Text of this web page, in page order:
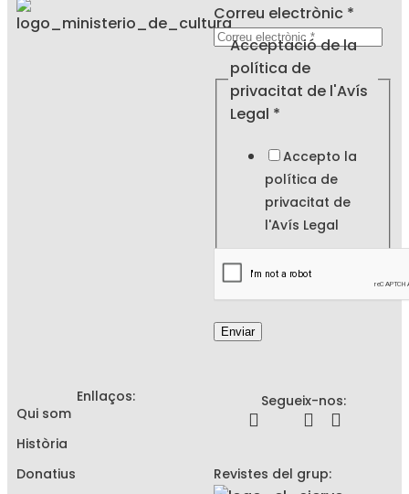
electrònic
de
privacitat
Correu electrònic *
Acceptació de la
política de
privacitat de l'Avís
Legal *
Accepto la
política de
privacitat de
l'Avís Legal
Enviar
Enllaços:
Qui som
Història
Donatius
Segueix-nos:
Revistes del grup: